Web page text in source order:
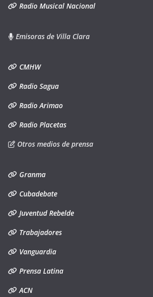
Radio Musical Nacional
Emisoras de Villa Clara
CMHW
Radio Sagua
Radio Arimao
Radio Placetas
Otros medios de prensa
Granma
Cubadebate
Juventud Rebelde
Trabajadores
Vanguardia
Prensa Latina
ACN